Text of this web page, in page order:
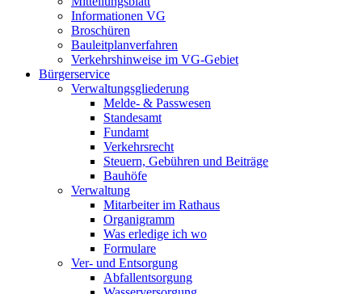
Informationen VG
Broschüren
Bauleitplanverfahren
Verkehrshinweise im VG-Gebiet
Bürgerservice
Verwaltungsgliederung
Melde- & Passwesen
Standesamt
Fundamt
Verkehrsrecht
Steuern, Gebühren und Beiträge
Bauhöfe
Verwaltung
Mitarbeiter im Rathaus
Organigramm
Was erledige ich wo
Formulare
Ver- und Entsorgung
Abfallentsorgung